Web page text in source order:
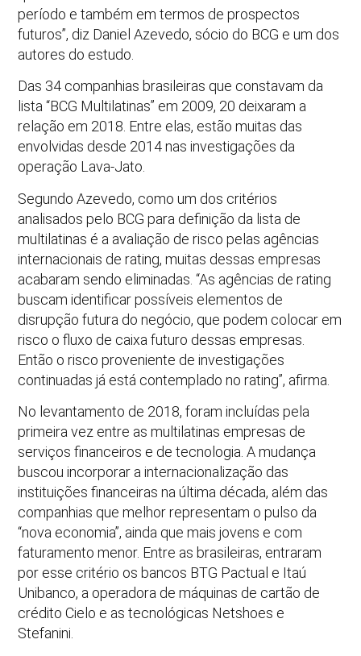
período e também em termos de prospectos
futuros”, diz Daniel Azevedo, sócio do BCG e um dos
autores do estudo.
Das 34 companhias brasileiras que constavam da
lista “BCG Multilatinas” em 2009, 20 deixaram a
relação em 2018. Entre elas, estão muitas das
envolvidas desde 2014 nas investigações da
operação Lava-Jato.
Segundo Azevedo, como um dos critérios
analisados pelo BCG para definição da lista de
multilatinas é a avaliação de risco pelas agências
internacionais de rating, muitas dessas empresas
acabaram sendo eliminadas. “As agências de rating
buscam identificar possíveis elementos de
disrupção futura do negócio, que podem colocar em
risco o fluxo de caixa futuro dessas empresas.
Então o risco proveniente de investigações
continuadas já está contemplado no rating”, afirma.
No levantamento de 2018, foram incluídas pela
primeira vez entre as multilatinas empresas de
serviços financeiros e de tecnologia. A mudança
buscou incorporar a internacionalização das
instituições financeiras na última década, além das
companhias que melhor representam o pulso da
“nova economia”, ainda que mais jovens e com
faturamento menor. Entre as brasileiras, entraram
por esse critério os bancos BTG Pactual e Itaú
Unibanco, a operadora de máquinas de cartão de
crédito Cielo e as tecnológicas Netshoes e
Stefanini.